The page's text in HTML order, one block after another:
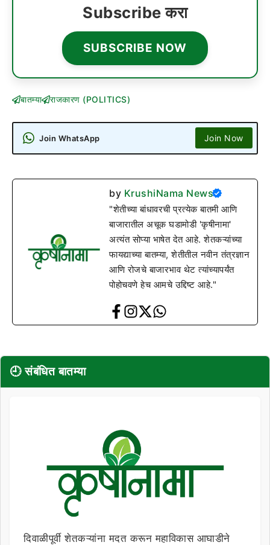
Subscribe करा
SUBSCRIBE NOW
बातम्या राजकारण (POLITICS)
Join WhatsApp Join Now
by KrushiNama News
"शेतीच्या बांधावरची प्रत्येक बातमी आणि
बाजारातील अचूक घडामोडी 'कृषीनामा'
अत्यंत सोप्या भाषेत देत आहे. शेतकऱ्यांच्या
फायद्याच्या बातम्या, शेतीतील नवीन तंत्रज्ञान
आणि रोजचे बाजारभाव थेट त्यांच्यापर्यंत
पोहोचवणे हेच आमचे उद्दिष्ट आहे."
🕘 संबंधित बातम्या
दिवाळीपूर्वी शेतकऱ्यांना मदत करून महाविकास आघाडीने